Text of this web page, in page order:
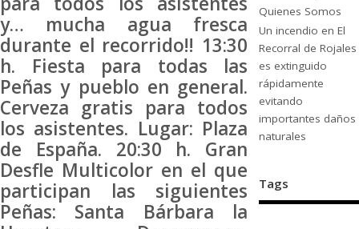
y… mucha agua fresca
durante el recorrido!! 13:30
h. Fiesta para todas las
Peñas y pueblo en general.
Cerveza gratis para todos
los asistentes. Lugar: Plaza
de España. 20:30 h. Gran
Desfle Multicolor en el que
participan las siguientes
Peñas: Santa Bárbara la
Quienes Somos
Un incendio en El
Recorral de Rojales
es extinguido
rápidamente
evitando
importantes daños
naturales
Tags